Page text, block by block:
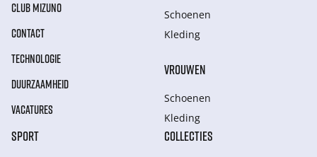
CLUB MIZUNO
CONTACT
TECHNOLOGIE
DUURZAAMHEID
VACATURES
Schoenen
Kleding
VROUWEN
Schoenen
Kleding
SPORT COLLECTIES